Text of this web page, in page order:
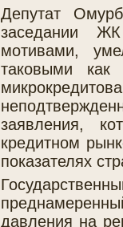
Депутат
заседании ЖК
мотивами,
таковыми как
заявления,
кредитном
показателях
давления на